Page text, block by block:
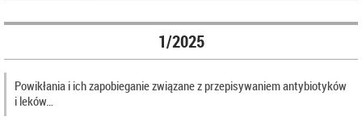
1/2025
Powikłania i ich zapobieganie związane z przepisywaniem antybiotyków
i leków…